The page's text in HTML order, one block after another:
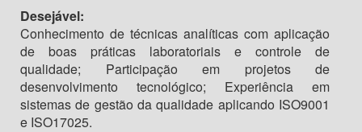
Desejável:
Conhecimento de técnicas analíticas com aplicação
de boas práticas laboratoriais e controle de
qualidade; Participação em projetos de
desenvolvimento tecnológico; Experiência em
sistemas de gestão da qualidade aplicando ISO9001
e ISO17025.